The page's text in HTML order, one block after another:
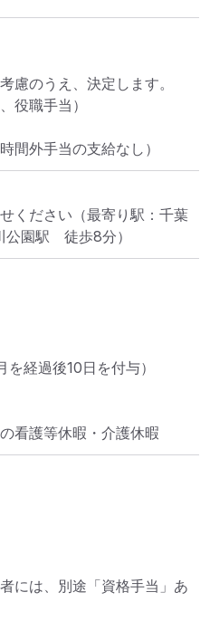
慮のうえ、決定します。
役職手当）
間外手当の支給なし）
ください （最寄り駅：千葉
園駅　徒歩8分）
経過後10日を付与）
看護等休暇・介護休暇
には、別途「資格手当」あ